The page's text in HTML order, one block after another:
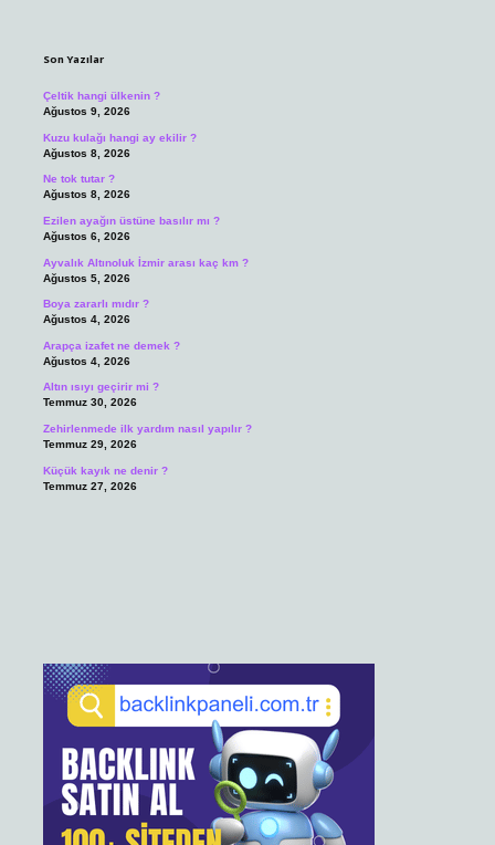
Son Yazılar
Çeltik hangi ülkenin ?
Ağustos 9, 2026
Kuzu kulağı hangi ay ekilir ?
Ağustos 8, 2026
Ne tok tutar ?
Ağustos 8, 2026
Ezilen ayağın üstüne basılır mı ?
Ağustos 6, 2026
Ayvalık Altınoluk İzmir arası kaç km ?
Ağustos 5, 2026
Boya zararlı mıdır ?
Ağustos 4, 2026
Arapça izafet ne demek ?
Ağustos 4, 2026
Altın ısıyı geçirir mi ?
Temmuz 30, 2026
Zehirlenmede ilk yardım nasıl yapılır ?
Temmuz 29, 2026
Küçük kayık ne denir ?
Temmuz 27, 2026